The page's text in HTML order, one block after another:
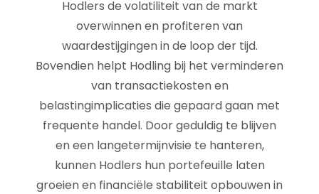
Hodlers de volatiliteit van de markt
overwinnen en profiteren van
waardestijgingen in de loop der tijd.
Bovendien helpt Hodling bij het verminderen
van transactiekosten en
belastingimplicaties die gepaard gaan met
frequente handel. Door geduldig te blijven
en een langetermijnvisie te hanteren,
kunnen Hodlers hun portefeuille laten
groeien en financiële stabiliteit opbouwen in